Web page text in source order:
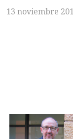
13 noviembre